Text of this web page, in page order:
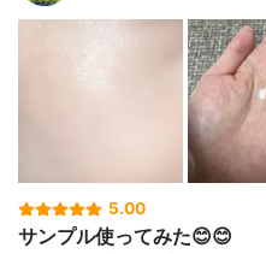
5.00
サンプル使ってみた😊😊